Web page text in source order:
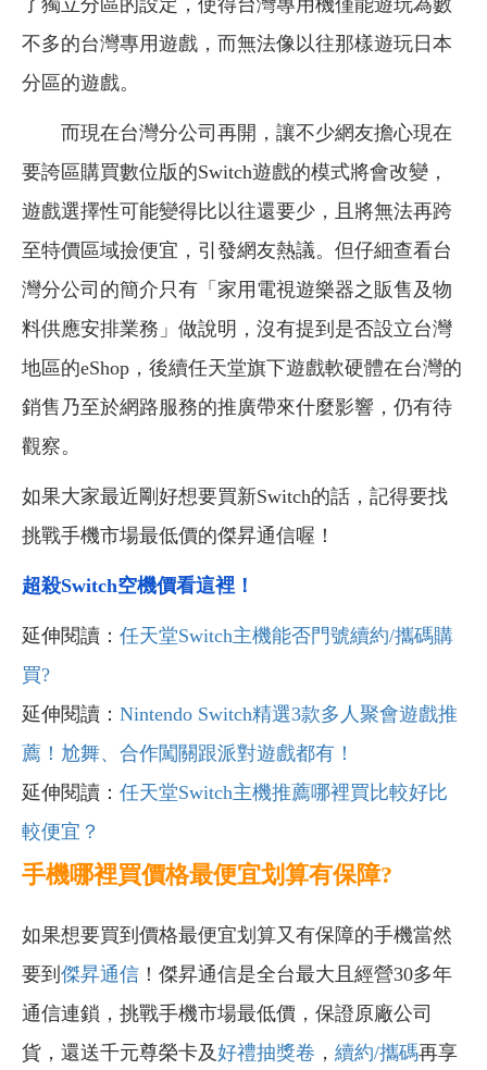
了獨立分區的設定，使得台灣專用機僅能遊玩為數
不多的台灣專用遊戲，而無法像以往那樣遊玩日本
分區的遊戲。
而現在台灣分公司再開，讓不少網友擔心現在
要誇區購買數位版的Switch遊戲的模式將會改變，
遊戲選擇性可能變得比以往還要少，且將無法再跨
至特價區域撿便宜，引發網友熱議。但仔細查看台
灣分公司的簡介只有「家用電視遊樂器之販售及物
料供應安排業務」做說明，沒有提到是否設立台灣
地區的eShop，後續任天堂旗下遊戲軟硬體在台灣的
銷售乃至於網路服務的推廣帶來什麼影響，仍有待
觀察。
如果大家最近剛好想要買新Switch的話，記得要找
挑戰手機市場最低價的傑昇通信喔！
超殺Switch空機價看這裡！
延伸閱讀： 任天堂Switch主機能否門號續約/攜碼購
買?
延伸閱讀： Nintendo Switch精選3款多人聚會遊戲推
薦！尬舞、合作闖關跟派對遊戲都有！
延伸閱讀： 任天堂Switch主機推薦哪裡買比較好比
較便宜？
手機哪裡買價格最便宜划算有保障?
如果想要買到價格最便宜划算又有保障的手機當然
要到 傑昇通信 ！傑昇通信是全台最大且經營30多年
通信連鎖，挑戰手機市場最低價，保證原廠公司
貨，還送千元尊榮卡及好禮抽獎卷 ， 續約/攜碼再享